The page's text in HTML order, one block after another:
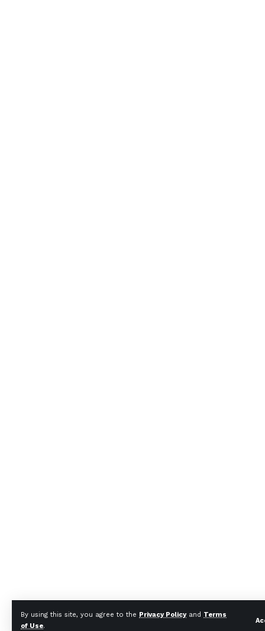
By using this site, you agree to the Privacy Policyand Terms
of Use.